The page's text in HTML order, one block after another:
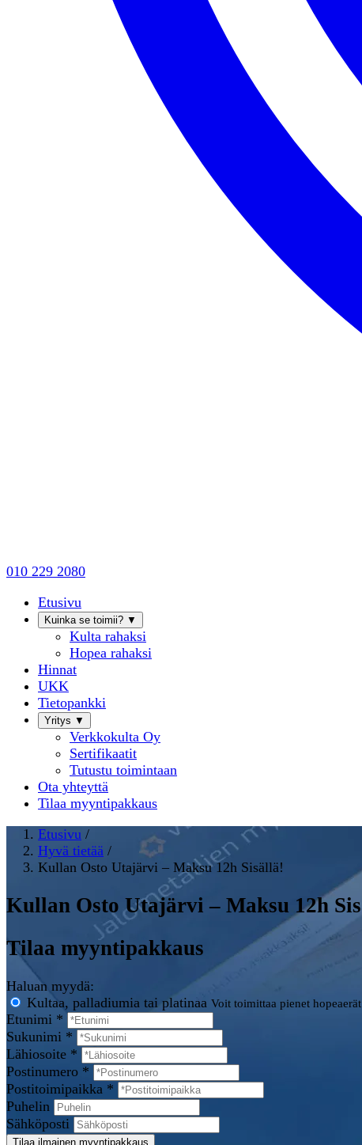
010 229 2080
Etusivu
Kuinka se toimii? ▼
Kulta rahaksi
Hopea rahaksi
Hinnat
UKK
Tietopankki
Yritys ▼
Verkkokulta Oy
Sertifikaatit
Tutustu toimintaan
Ota yhteyttä
Tilaa myyntipakkaus
Etusivu /
Hyvä tietää /
Kullan Osto Utajärvi – Maksu 12h Sisällä!
Kullan Osto Utajärvi – Maksu 12h
Tilaa myyntipakkaus
Haluan myydä:
Kultaa, palladiumia tai platinaa Voit toimittaa pienet
Etunimi *
Sukunimi *
Lähiosoite *
Postinumero *
Postitoimipaikka *
Puhelin
Sähköposti
Tilaa ilmainen myyntipakkaus